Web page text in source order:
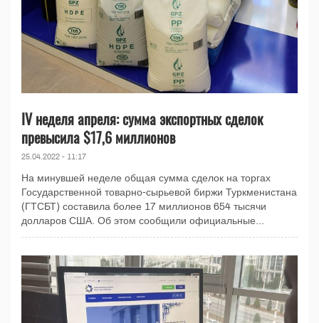
IV неделя апреля: сумма экспортных сделок
превысила $17,6 миллионов
25.04.2022 - 11:17
На минувшей неделе общая сумма сделок на торгах
Государственной товарно-сырьевой биржи Туркменистана
(ГТСБТ) составила более 17 миллионов 654 тысячи
долларов США. Об этом сообщили официальные...